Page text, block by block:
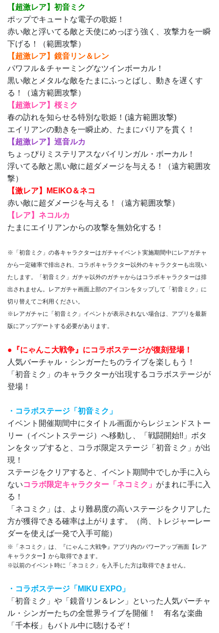
【超激レア】初音ミク
ポップでキュートな電子の歌姫！
赤い敵と浮いてる敵と天使にめっぽう強く、攻撃力を一瞬
下げる！（範囲攻撃）
【超激レア】鏡音リン＆レン
パワフル＆チャーミングなツインボーカル！
黒い敵とメタルな敵をたまにふっとばし、動きを遅くす
る！（遠方範囲攻撃）
【超激レア】桜ミク
春の訪れを知らせる特別な歌姫！(遠方範囲攻撃)
エイリアンの動きを一瞬止め、たまにバリアを貫く！
【超激レア】巡音ルカ
ちょっぴりミステリアスなバイリンガル・ボーカル！
浮いてる敵と黒い敵に超ダメージを与える！（遠方範囲攻
撃）
【激レア】MEIKO＆ネコ
赤い敵に超ダメージを与える！（遠方範囲攻撃）
【レア】ネコルカ
たまにエイリアンからの攻撃を無効化する！
※「初音ミク」の各キャラクターはガチャイベント実施期間中にレアガチャ
から一定確率で排出され、コラボキャラクター以外のキャラクターも出現い
たします。「初音ミク」ガチャ以外のガチャからはコラボキャラクターは排
出されません。レアガチャ画面上部のアイコンをタップして「初音ミク」に
切り替えてご利用ください。
※レアガチャに「初音ミク」イベントが表示されない場合は、アプリを最新
版にアップデートする必要があります。
●『にゃんこ大戦争』にコラボステージが復刻登場！
人気バーチャル・シンガーたちのライブを楽しもう！
「初音ミク」のキャラクターが出現するコラボステージが
登場！
・コラボステージ「初音ミク」
イベント開催期間中にタイトル画面からレジェンドストー
リー（イベントステージ）へ移動し、「戦闘開始!!」ボタ
ンをタップすると、コラボ限定ステージ「初音ミク」が出
現！
ステージをクリアすると、イベント期間中でしか手に入ら
ないコラボ限定キャラクター「ネコミク」 がまれに手に入
る！
「ネコミク」は、より難易度の高いステージをクリアした
方が獲得できる確率は上がります。（尚、トレジャーレー
ダーを使えば一発で入手可能）
※「ネコミク」は、『にゃんこ大戦争』アプリ内のパワーアップ画面【レア
キャラクター】から取得できます。
※以前のイベント時に「ネコミク」を入手した方は取得できません。
・コラボステージ「MIKU EXPO」
「初音ミク」や「鏡音リン＆レン」といった人気バーチャ
ル・シンガーたちの全世界ライブを開催！ 有名な楽曲
「千本桜」もバトル中に聴けるぞ！